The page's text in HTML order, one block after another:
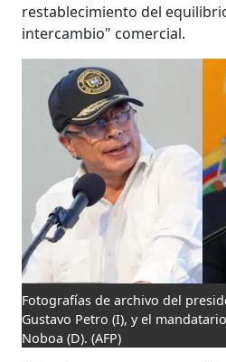
restablecimiento del
intercambio" comercial.
Fotografías de archivo del
Gustavo Petro (I), y el
Noboa (D). (AFP)